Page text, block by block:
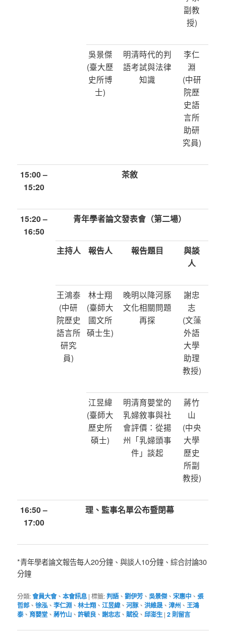
副教
授)
吳景傑
(臺大歷
史所博
士)
明清時代的判
語考試與法律
知識
李仁
淵
(中研
院歷
史語
言所
助研
究員)
15:00 –
15:20
茶敘
15:20 –
16:50
青年學者論文發表會（第二場）
主持人 報告人 報告題目
與談
人
王鴻泰
(中研
院歷史
語言所
研究
員)
林士翔
(臺師大
國文所
碩士生)
晚明以降河豚
文化相關問題
再探
謝忠
志
(文藻
外語
大學
助理
教授)
江昱緯
(臺師大
歷史所
碩士)
明清育嬰堂的
乳婦敘事與社
會評價：從揚
州「乳婦頭事
件」談起
蔣竹
山
(中央
大學
歷史
所副
教授)
16:50 –
17:00
理、監事名單公布暨閉幕
*青年學者論文報告每人20分鐘、與談人10分鐘、綜合討論30
分鐘
分類:會員大會、本會訊息 |標籤:判語、劉伊芳、吳景傑、 宋惠中 、張
哲郎 、徐泓、李仁淵 、林士翔 、江昱緯、河豚、洪維晟、漳州 、王鴻
泰、育嬰堂 、蔣竹山 、許毓良 、謝忠志、 賦役、邱澎生 |2則留言